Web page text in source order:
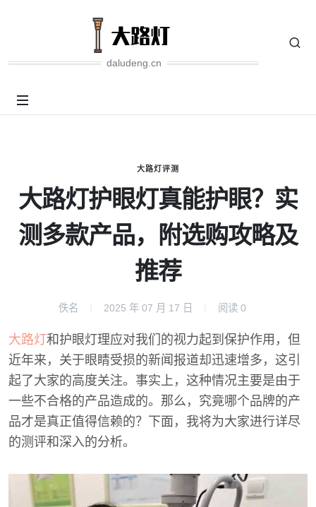
daludeng.cn
大路灯评测
大路灯护眼灯真能护眼？实
测多款产品，附选购攻略及
推荐
佚名 2025 年 07 月 17 日 阅读 0
大路灯和护眼灯理应对我们的视力起到保护作用，但
近年来，关于眼睛受损的新闻报道却迅速增多，这引
起了大家的高度关注。事实上，这种情况主要是由于
一些不合格的产品造成的。那么，究竟哪个品牌的产
品才是真正值得信赖的？下面，我将为大家进行详尽
的测评和深入的分析。